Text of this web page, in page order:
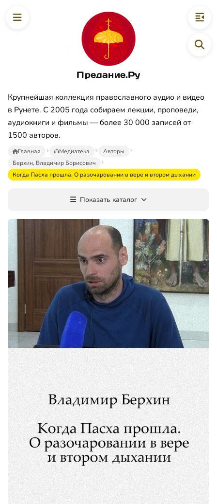
Предание.Ру
Крупнейшая коллекция православного аудио и видео
в Рунете. С 2005 года собираем лекции, проповеди,
аудиокниги и фильмы — более 30 000 записей от
1500 авторов.
Главная Медиатека
Авторы
Берхин, Владимир Борисович
Когда Пасха прошла. О разочаровании в вере и втором дыхании
Показать каталог